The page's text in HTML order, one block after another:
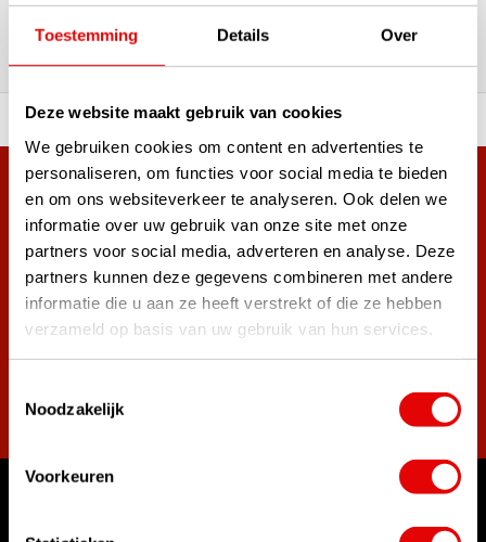
Toestemming Details Over
Deze website maakt gebruik van cookies
We gebruiken cookies om content en advertenties te
personaliseren, om functies voor social media te bieden
en om ons websiteverkeer te analyseren. Ook delen we
informatie over uw gebruik van onze site met onze
partners voor social media, adverteren en analyse. Deze
partners kunnen deze gegevens combineren met andere
informatie die u aan ze heeft verstrekt of die ze hebben
verzameld op basis van uw gebruik van hun services.
Noodzakelijk
Voorkeuren
Reviews: Onze klanten aan het
woord
A-merken! Vóór 15:00 besteld,
Meer dan 38.000 klanten hebben zich al
aangemeld.
Word ook lid van de nieuwsbrief en mis nooit meer de beste
golf aanbiedingen!